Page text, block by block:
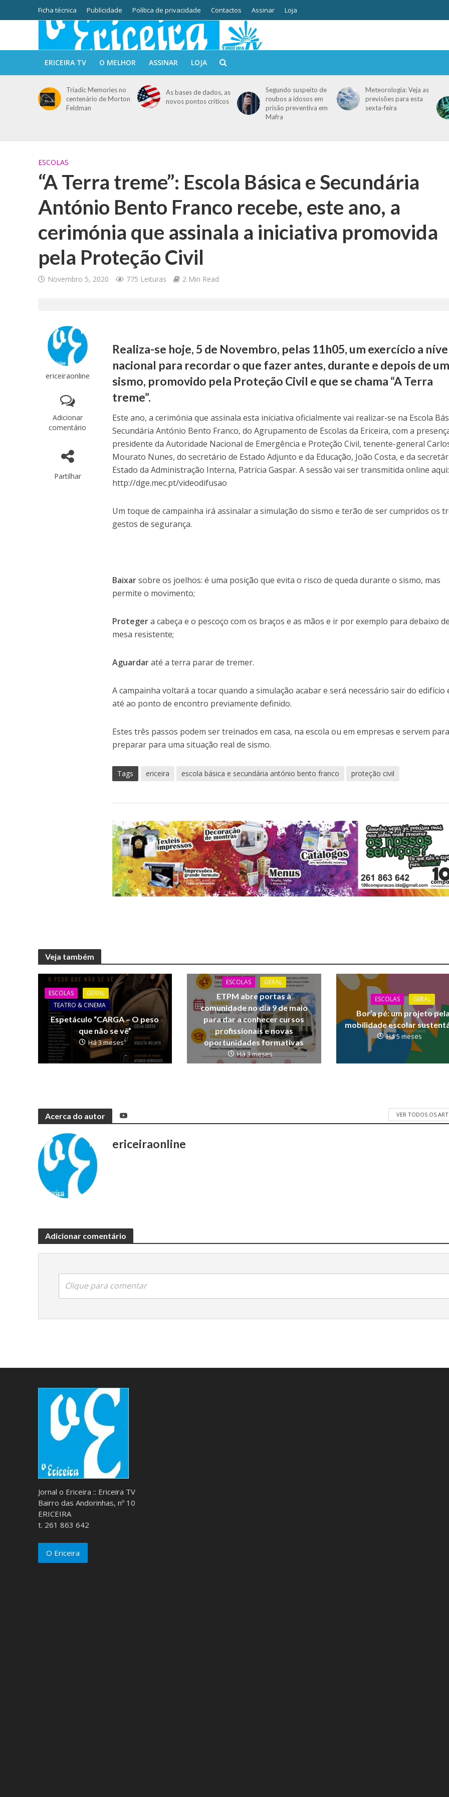
Ficha técnica Publicidade Política de privacidade Contactos Assinar Loja
ERICEIRA TV O MELHOR ASSINAR LOJA
Triadic Memories no
centenário de Morton
Feldman
As bases de dados, as
novos pontos críticos
Segundo suspeito de
roubos a idosos em
prisão preventiva em
Mafra
Meteorologia: Veja as
previsões para esta
sexta-feira
ESCOLAS
“A Terra treme”: Escola Básica e Secundária
António Bento Franco recebe, este ano, a
cerimónia que assinala a iniciativa promovida
pela Proteção Civil
Novembro 5, 2020 775 Leituras 2 Min Read
ericeiraonline
Adicionar
comentário
Partilhar
Realiza-se hoje, 5 de Novembro, pelas 11h05, um exercício a
nacional para recordar o que fazer antes, durante e depois de um
sismo, promovido pela Proteção Civil e que se chama “A Terra
treme”.
Este ano, a cerimónia que assinala esta iniciativa oficialmente vai realizar-se na Escola
Secundária António Bento Franco, do Agrupamento de Escolas da Ericeira, com a
presidente da Autoridade Nacional de Emergência e Proteção Civil, tenente-general
Mourato Nunes, do secretário de Estado Adjunto e da Educação, João Costa, e da
Estado da Administração Interna, Patrícia Gaspar. A sessão vai ser transmitida online aqui:
http://dge.mec.pt/videodifusao
Um toque de campainha irá assinalar a simulação do sismo e terão de ser cumpridos os
gestos de segurança.
Baixarsobre os joelhos: é uma posição que evita o risco de queda durante o sismo, mas
permite o movimento;
Protegera cabeça e o pescoço com os braços e as mãos e ir por exemplo para debaixo
mesa resistente;
Aguardaraté a terra parar de tremer.
A campainha voltará a tocar quando a simulação acabar e será necessário sair do edifício
até ao ponto de encontro previamente definido.
Estes três passos podem ser treinados em casa, na escola ou em empresas e servem para
preparar para uma situação real de sismo.
Tags ericeira escola básica e secundária antónio bento franco proteção civil
Veja também
ESCOLAS
GERAL
TEATRO & CINEMA
Espetáculo “CARGA – O peso
que não se vê”
Há 3 meses
ESCOLAS GERAL
ETPM abre portas à
comunidade no dia 9 de maio
para dar a conhecer cursos
profissionais e novas
oportunidades formativas
Há 3 meses
ESCOLAS GERAL
Bor’a pé: um projeto pela
mobilidade escolar
Há 5 meses
Acerca do autor VER TODOS OS
ericeiraonline
Adicionar comentário
Clique para comentar
Jornal o Ericeira :: Ericeira TV
Bairro das Andorinhas, nº 10
ERICEIRA
t. 261 863 642
O Ericeira